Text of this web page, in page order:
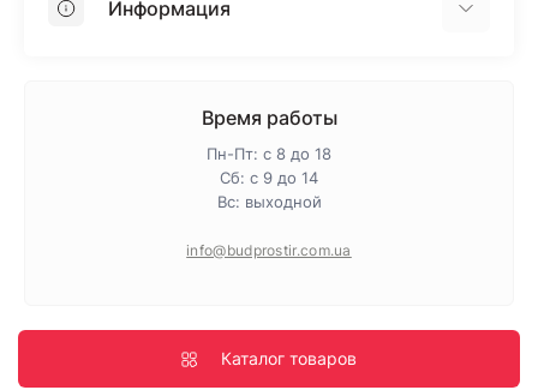
ПенопластИнформация
Политика конфиденциальности
Время работы
Пн-Пт: с 8 до 18
Сб: с 9 до 14
Вс: выходной
info@budprostir.com.ua
Каталог товаров